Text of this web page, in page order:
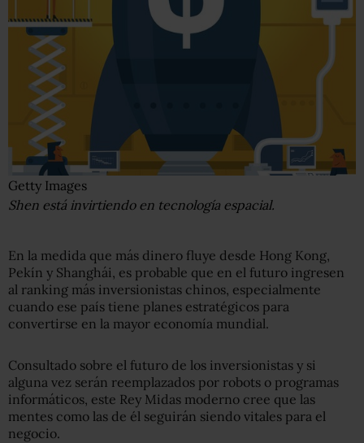
Getty Images
Shen está invirtiendo en tecnología espacial.
En la medida que más dinero fluye desde Hong Kong,
Pekín y Shanghái, es probable que en el futuro ingresen
al ranking más inversionistas chinos, especialmente
cuando ese país tiene planes estratégicos para
convertirse en la mayor economía mundial.
Consultado sobre el futuro de los inversionistas y si
alguna vez serán reemplazados por robots o programas
informáticos, este Rey Midas moderno cree que las
mentes como las de él seguirán siendo vitales para el
negocio.